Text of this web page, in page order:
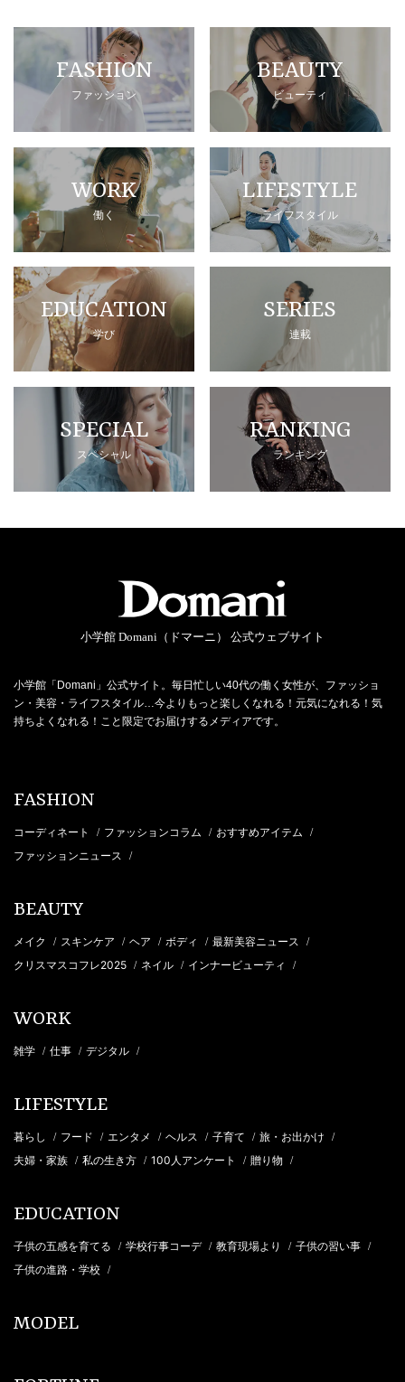
FASHION
ファッション
BEAUTY
ビューティ
WORK
働く
LIFESTYLE
ライフスタイル
EDUCATION
学び
SERIES
連載
SPECIAL
スペシャル
RANKING
ランキング
小学館 Domani（ドマーニ） 公式ウェブサイト
小学館「Domani」公式サイト。毎日忙しい40代の働く女性が、ファッショ
ン・美容・ライフスタイル…今よりもっと楽しくなれる！元気になれる！気
持ちよくなれる！こと限定でお届けするメディアです。
FASHION
コーディネート / ファッションコラム / おすすめアイテム /
ファッションニュース /
BEAUTY
メイク / スキンケア / ヘア / ボディ / 最新美容ニュース /
クリスマスコフレ2025 / ネイル / インナービューティ /
WORK
雑学 / 仕事 / デジタル /
LIFESTYLE
暮らし / フード / エンタメ / ヘルス / 子育て / 旅・お出かけ /
夫婦・家族 / 私の生き方 / 100人アンケート / 贈り物 /
EDUCATION
子供の五感を育てる / 学校行事コーデ / 教育現場より / 子供の習い事 /
子供の進路・学校 /
MODEL